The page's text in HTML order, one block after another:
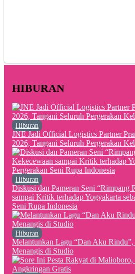
HIBURAN
Hiburan
JNE Jadi Official Logistics Partner
2026, Tangani Seluruh Pergerakan
Hiburan
Diskusi dan Pameran Seni “Rimpang
sampai Kritik terhadap Yogyakarta
Seni Rupa Indonesia
Hiburan
Melantunkan Lagu “Dan Aku
Menangis di Studio